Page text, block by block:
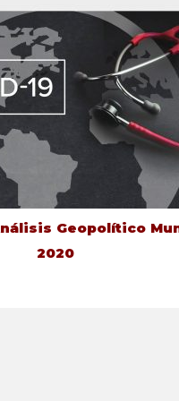
Geopolítico
2020